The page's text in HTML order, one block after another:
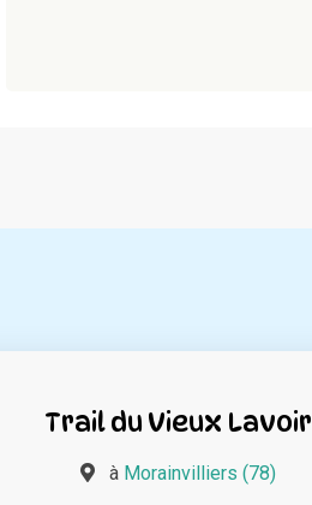
Trail du Vieux Lavoir
à Morainvilliers (78)